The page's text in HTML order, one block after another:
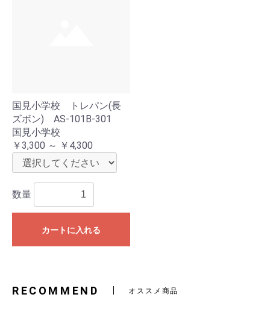
国見小学校 トレパン(長
ズボン) AS-101B-301
国見小学校
￥3,300 ～ ￥4,300
数量
カートに入れる
RECOMMEND オススメ商品